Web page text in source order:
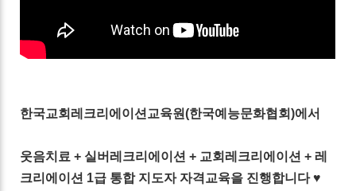
한국교회레크리에이션교육원(한국예능문화협회)에서
웃음치료 + 실버레크리에이션 + 교회레크리에이션 + 레
크리에이션 1급 통합 지도자 자격교육을 진행합니다 ♥